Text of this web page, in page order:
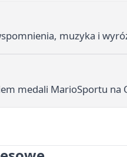
muzyka i
medali MarioSportu na